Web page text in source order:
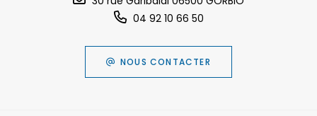
04 92 10 66 50
NOUS CONTACTER